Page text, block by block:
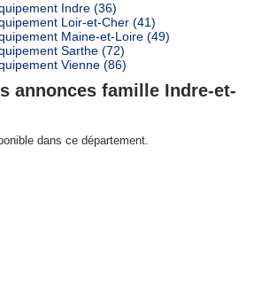
Indre (36)
Loir-et-Cher (41)
Maine-et-Loire (49)
Sarthe (72)
Vienne (86)
annonces famille Indre-et-
dans ce département.